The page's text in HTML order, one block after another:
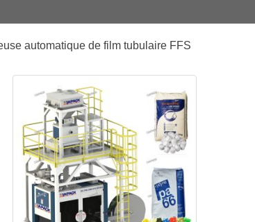
automatique de film tubulaire FFS